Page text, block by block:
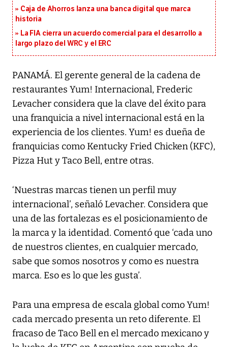
Caja de Ahorros lanza una banca digital que marca
historia
La FIA cierra un acuerdo comercial para el desarrollo a
largo plazo del WRC y el ERC
PANAMÁ. El gerente general de la cadena de
restaurantes Yum! Internacional, Frederic
Levacher considera que la clave del éxito para
una franquicia a nivel internacional está en la
experiencia de los clientes. Yum! es dueña de
franquicias como Kentucky Fried Chicken (KFC),
Pizza Hut y Taco Bell, entre otras.
‘Nuestras marcas tienen un perfil muy
internacional’, señaló Levacher. Considera que
una de las fortalezas es el posicionamiento de
la marca y la identidad. Comentó que ‘cada uno
de nuestros clientes, en cualquier mercado,
sabe que somos nosotros y como es nuestra
marca. Eso es lo que les gusta’.
Para una empresa de escala global como Yum!
cada mercado presenta un reto diferente. El
fracaso de Taco Bell en el mercado mexicano y